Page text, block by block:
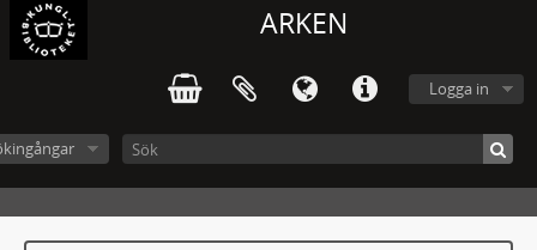
ARKEN
Logga in